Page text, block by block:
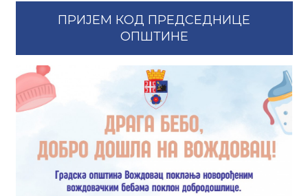
ПРИЈЕМ КОД ПРЕДСЕДНИЦЕ
ОПШТИНЕ